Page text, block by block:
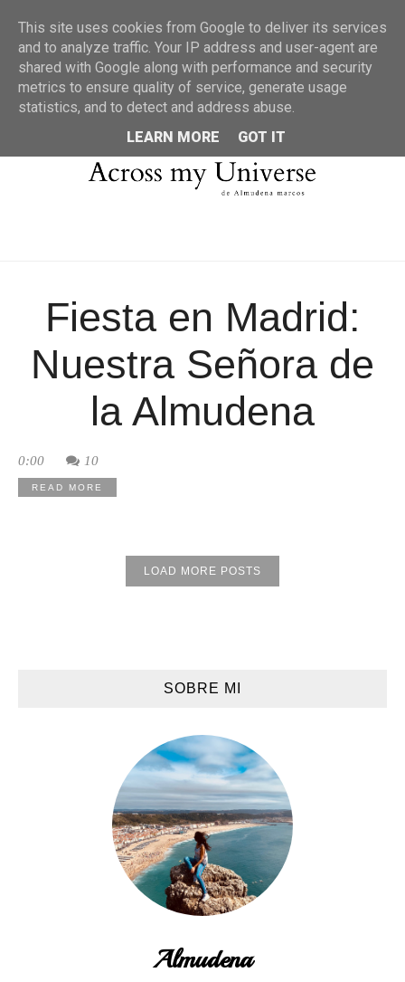
MENU
Fiesta en Madrid:
Nuestra Señora de
la Almudena
0:00 10
READ MORE
LOAD MORE POSTS
SOBRE MI
Almudena
This site uses cookies from Google to deliver its services
and to analyze traffic. Your IP address and user-agent are
shared with Google along with performance and security
metrics to ensure quality of service, generate usage
statistics, and to detect and address abuse.
LEARN MORE
GOT IT